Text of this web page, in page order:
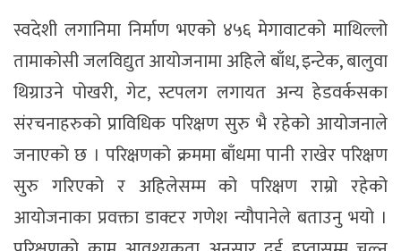
स्वदेशी लगानिमा निर्माण भएको ४५६ मेगावाटको माथिल्लो
तामाकोसी जलविद्युत आयोजनामा अहिले बाँध, इन्टेक, बालुवा
थिग्राउने पोखरी, गेट, स्टपलग लगायत अन्य हेडवर्कसका
संरचनाहरुको प्राविधिक परिक्षण सुरु भै रहेको आयोजनाले
जनाएको छ । परिक्षणको क्रममा बाँधमा पानी राखेर परिक्षण
सुरु गरिएको र अहिलेसम्म को परिक्षण राम्रो रहेको
आयोजनाका प्रवक्ता डाक्टर गणेश न्यौपानेले बताउनु भयो ।